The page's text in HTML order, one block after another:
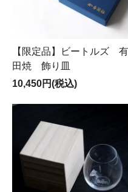
【限定品】ビートルズ 有
田焼 飾り皿
10,450円(税込)